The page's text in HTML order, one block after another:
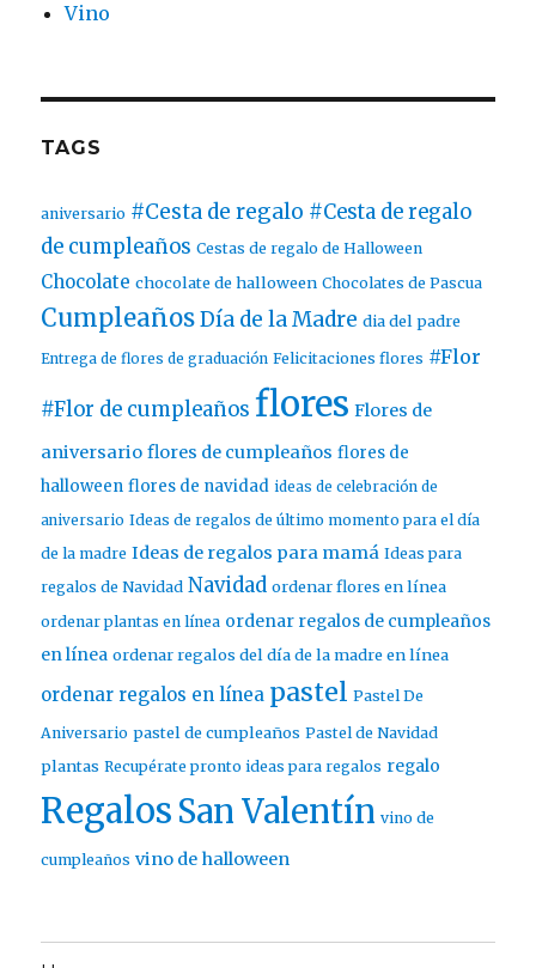
Vino
TAGS
aniversario #Cesta de regalo #Cesta de regalo
de cumpleaños Cestas de regalo de Halloween
Chocolate chocolate de halloween Chocolates de Pascua
Cumpleaños Día de la Madre dia del padre
Entrega de flores de graduación Felicitaciones flores #Flor
#Flor de cumpleaños flores Flores de
aniversario flores de cumpleaños flores de
halloween flores de navidad ideas de celebración de
aniversario Ideas de regalos de último momento para el día
de la madre Ideas de regalos para mamá Ideas para
regalos de Navidad Navidad ordenar flores en línea
ordenar plantas en línea ordenar regalos de cumpleaños
en línea ordenar regalos del día de la madre en línea
ordenar regalos en línea pastel Pastel De
Aniversario pastel de cumpleaños Pastel de Navidad
plantas Recupérate pronto ideas para regalos regalo
Regalos San Valentín vino de
cumpleaños vino de halloween